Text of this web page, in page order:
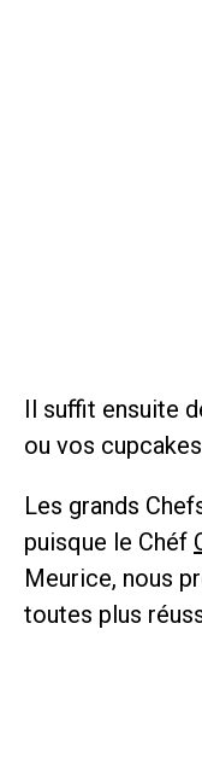
Il suffit ensuite
ou vos
Les grands
puisque le Chéf
Meurice, nous
toutes plus